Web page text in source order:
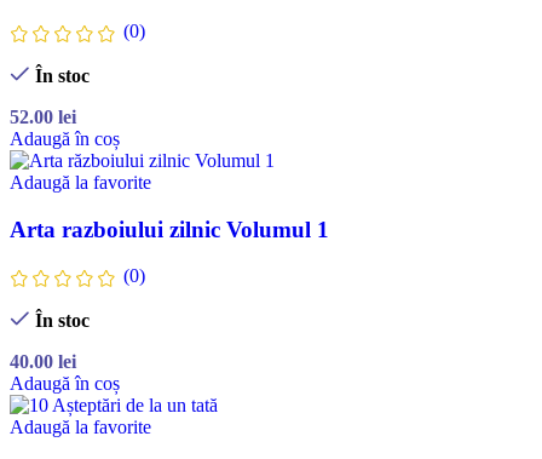
(0)
În stoc
52.00 lei
Adaugă în coș
Adaugă la favorite
Arta razboiului zilnic Volumul 1
(0)
În stoc
40.00 lei
Adaugă în coș
Adaugă la favorite